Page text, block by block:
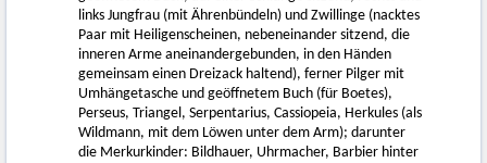
links Jungfrau (mit Ährenbündeln) und Zwillinge (nacktes
Paar mit Heiligenscheinen, nebeneinander sitzend, die
inneren Arme aneinandergebunden, in den Händen
gemeinsam einen Dreizack haltend), ferner Pilger mit
Umhängetasche und geöffnetem Buch (für Boetes),
Perseus, Triangel, Serpentarius, Cassiopeia, Herkules (als
Wildmann, mit dem Löwen unter dem Arm); darunter
die Merkurkinder: Bildhauer, Uhrmacher, Barbier hinter